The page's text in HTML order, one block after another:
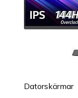
Datorskärmar